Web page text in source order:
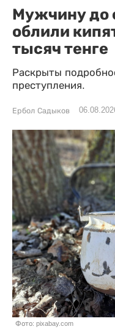
Мужчину до
облили
тысяч тенге
Раскрыты
преступления.
Ербол Садыков
Фото: pixabay.com